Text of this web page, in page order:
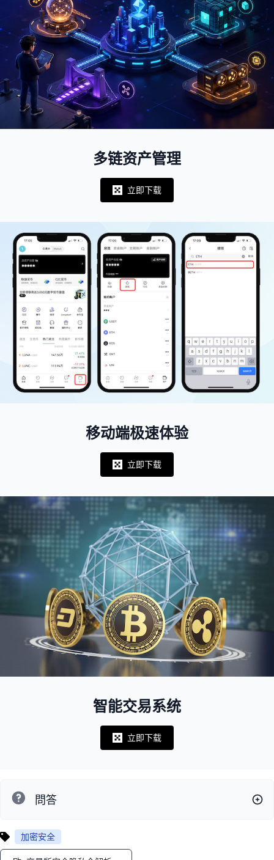
多链资产管理
Notifications
立即下载
移动端极速体验
Notifications
立即下载
智能交易系统
Notifications
立即下载
問答
加密安全